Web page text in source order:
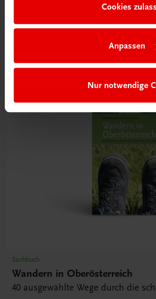
Cookies
Anpassen
Nur notwendige
Sachbuch
Wandern in Oberösterreich
40 ausgewählte Wege durch die